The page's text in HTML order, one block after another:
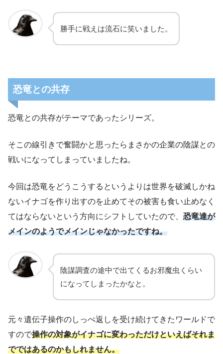
勝手に戦えは流石に笑いました。
恐竜との共存
恐竜との共存がテーマであったシリーズ。
そこの線引きで奮闘かと思ったらまさかの企業の陰謀との
戦いになってしまっていましたね。
今回は恐竜をどうこうするというよりは世界を破滅しかね
ないイナゴを作り出すのを止めてその被害も食い止めなく
てはならないという方向にシフトしていたので、 恐竜達が
メインのようでメインじゃなかったですね。
陰謀調査の途中で出てくるお邪魔虫くらい
になってしまったかなと。
元々遺伝子操作のしっぺ返しを受け続けてきたワールドで
すので操作の対象がイナゴに変わっただけといえばそれま
でではあるのかもしれません。